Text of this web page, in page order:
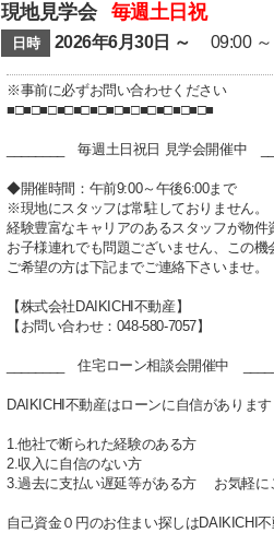
現地見学会 毎週土日祝
日時 2026年6月30日 ～ 09:00 ～
※事前に必ずお問い合わせください
■□■□■□■□■□■□■□■□■□■□■□■□■
________ 毎週土日祝日 見学会開催中
◆開催時間：午前9:00～午後6:00まで
※現地にスタッフは常駐しておりません。
経験豊富なキャリアのあるスタッフが物
お子様連れでも問題ございません、この
ご希望の方は下記までご連絡下さいませ。
【株式会社DAIKICHI不動産】
【お問い合わせ：048-580-7057】
________ 住宅ローン相談会開催中
DAIKICHI不動産はローンに自信があります
1.他社で断られた経験のある方
2.収入に自信のない方
3.過去に支払い遅延等がある方 お気軽に
自己資金０円のお住まい探しはDAIKICHI不